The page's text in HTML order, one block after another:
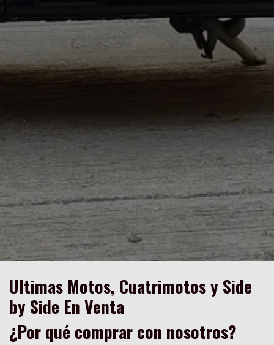
Ultimas Motos, Cuatrimotos y Side
by Side En Venta
¿Por qué comprar con nosotros?